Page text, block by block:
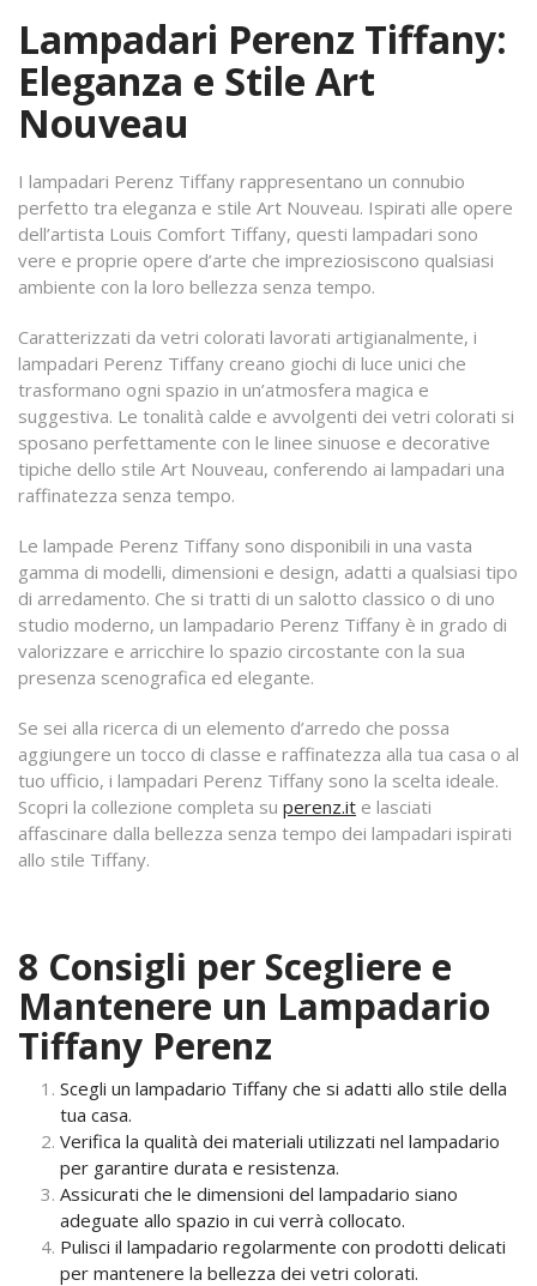
Lampadari Perenz Tiffany:
Eleganza e Stile Art
Nouveau
I lampadari Perenz Tiffany rappresentano un connubio
perfetto tra eleganza e stile Art Nouveau. Ispirati alle opere
dell’artista Louis Comfort Tiffany, questi lampadari sono
vere e proprie opere d’arte che impreziosiscono qualsiasi
ambiente con la loro bellezza senza tempo.
Caratterizzati da vetri colorati lavorati artigianalmente, i
lampadari Perenz Tiffany creano giochi di luce unici che
trasformano ogni spazio in un’atmosfera magica e
suggestiva. Le tonalità calde e avvolgenti dei vetri colorati si
sposano perfettamente con le linee sinuose e decorative
tipiche dello stile Art Nouveau, conferendo ai lampadari una
raffinatezza senza tempo.
Le lampade Perenz Tiffany sono disponibili in una vasta
gamma di modelli, dimensioni e design, adatti a qualsiasi tipo
di arredamento. Che si tratti di un salotto classico o di uno
studio moderno, un lampadario Perenz Tiffany è in grado di
valorizzare e arricchire lo spazio circostante con la sua
presenza scenografica ed elegante.
Se sei alla ricerca di un elemento d’arredo che possa
aggiungere un tocco di classe e raffinatezza alla tua casa o al
tuo ufficio, i lampadari Perenz Tiffany sono la scelta ideale.
Scopri la collezione completa su perenz.it e lasciati
affascinare dalla bellezza senza tempo dei lampadari ispirati
allo stile Tiffany.
8 Consigli per Scegliere e
Mantenere un Lampadario
Tiffany Perenz
Scegli un lampadario Tiffany che si adatti allo stile della
tua casa.
Verifica la qualità dei materiali utilizzati nel lampadario
per garantire durata e resistenza.
Assicurati che le dimensioni del lampadario siano
adeguate allo spazio in cui verrà collocato.
Pulisci il lampadario regolarmente con prodotti delicati
per mantenere la bellezza dei vetri colorati.